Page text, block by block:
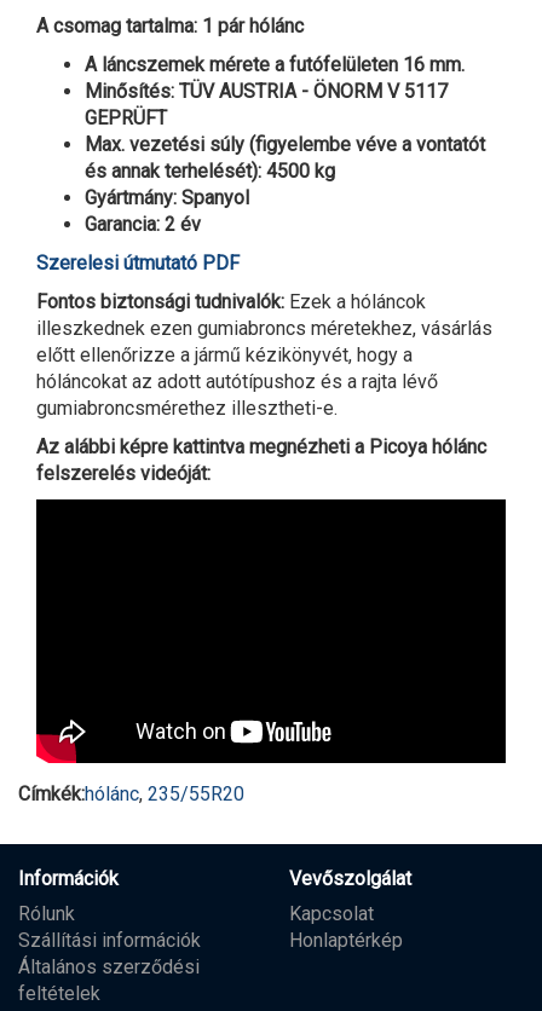
A csomag tartalma: 1 pár hólánc
A láncszemek mérete a futófelületen 16 mm.
Minősítés: TÜV AUSTRIA - ÖNORM V 5117
GEPRÜFT
Max. vezetési súly (figyelembe véve a vontatót
és annak terhelését): 4500 kg
Gyártmány: Spanyol
Garancia: 2 év
Szerelesi útmutató PDF
Fontos biztonsági tudnivalók: Ezek a hóláncok
illeszkednek ezen gumiabroncs méretekhez, vásárlás
előtt ellenőrizze a jármű kézikönyvét, hogy a
hóláncokat az adott autótípushoz és a rajta lévő
gumiabroncsmérethez illesztheti-e.
Az alábbi képre kattintva megnézheti a Picoya hólánc
felszerelés videóját:
Címkék:hólánc, 235/55R20
Információk
Rólunk
Szállítási információk
Általános szerződési
feltételek
Vevőszolgálat
Kapcsolat
Honlaptérkép